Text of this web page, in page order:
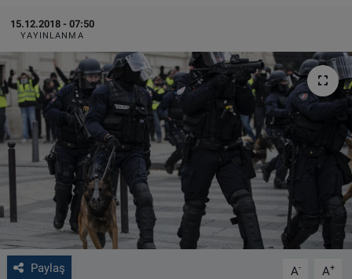
15.12.2018 - 07:50
YAYINLANMA
Paylaş A- A+
BİLİM-TEKNOLOJİ
SAĞLIK
FOTO GALERİ
VIDEO GALERİ
ALGEMENE VOORWAARDEN
CONTACT
Çerez Politikası
Haber Arşivi